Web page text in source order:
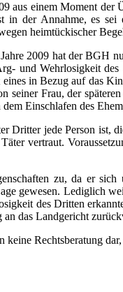
aus einem Moment der
in der Annahme, es
heimtückischer
2009 hat der BGH
und Wehrlosigkeit
in Bezug auf das
seiner Frau, der
Einschlafen des
Dritter jede Person ist,
vertraut.
zu, da er
gewesen. Lediglich
des Dritten
das Landgericht
Rechtsberatung